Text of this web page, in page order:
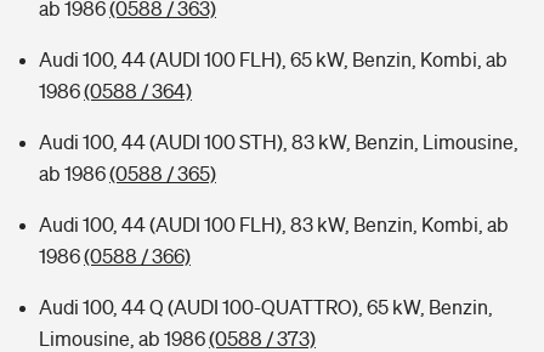
ab 1986(0588 / 363)
Audi 100, 44 (AUDI 100 FLH), 65 kW, Benzin, Kombi, ab
1986(0588 / 364)
Audi 100, 44 (AUDI 100 STH), 83 kW, Benzin, Limousine,
ab 1986(0588 / 365)
Audi 100, 44 (AUDI 100 FLH), 83 kW, Benzin, Kombi, ab
1986(0588 / 366)
Audi 100, 44 Q (AUDI 100-QUATTRO), 65 kW, Benzin,
Limousine, ab 1986(0588 / 373)